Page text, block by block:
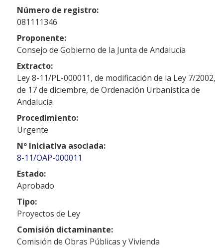
Número de registro:
081111346
Proponente:
Consejo de Gobierno de la Junta de Andalucía
Extracto:
Ley 8-11/PL-000011, de modificación de la Ley 7/2002,
de 17 de diciembre, de Ordenación Urbanística de
Andalucía
Procedimiento:
Urgente
Nº Iniciativa asociada:
8-11/OAP-000011
Estado:
Aprobado
Tipo:
Proyectos de Ley
Comisión dictaminante:
Comisión de Obras Públicas y Vivienda